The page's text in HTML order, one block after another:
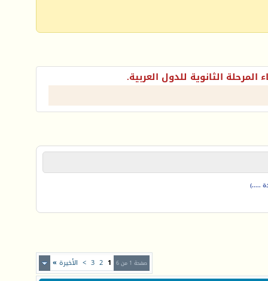
المرحلة الثانوية للدول العربية.
.....)
صفحة 1 من 6 1
2
3
> الأخيرة »